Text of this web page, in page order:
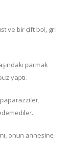
ve bir çift bol, gri
parmak
yaptı.
paparazziler,
onun annesine